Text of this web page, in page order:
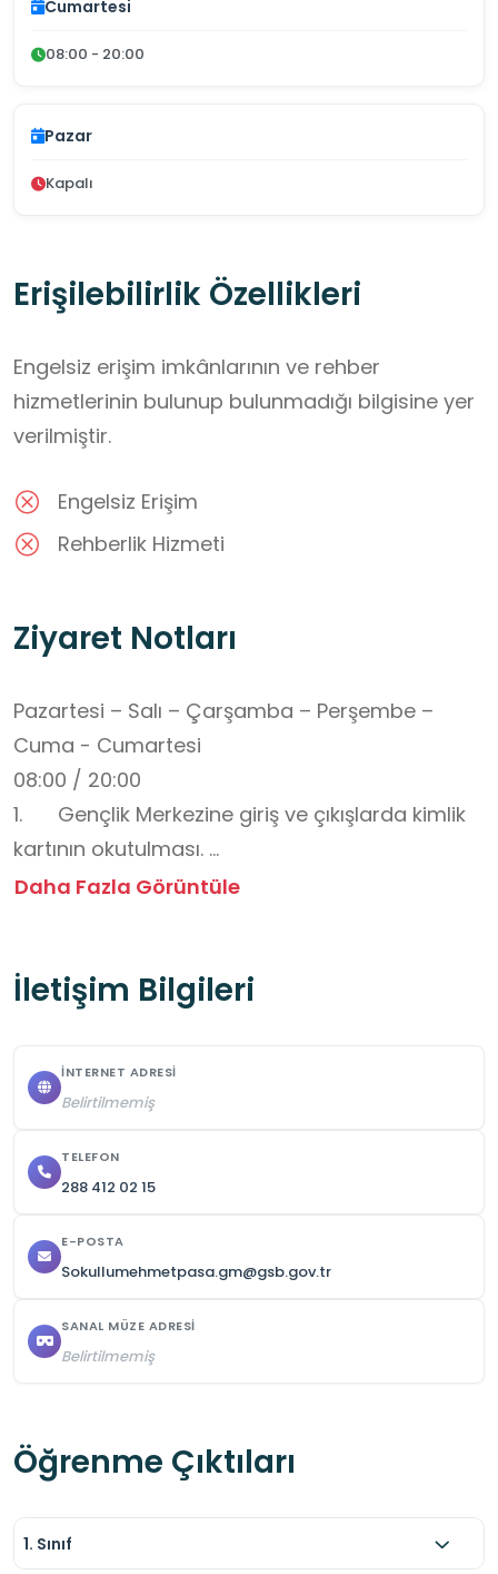
Cumartesi
08:00 - 20:00
Pazar
Kapalı
Erişilebilirlik Özellikleri
Engelsiz erişim imkânlarının ve rehber
hizmetlerinin bulunup bulunmadığı bilgisine yer
verilmiştir.
Engelsiz Erişim
Rehberlik Hizmeti
Ziyaret Notları
Pazartesi – Salı – Çarşamba – Perşembe –
Cuma - Cumartesi
08:00 / 20:00
1.	Gençlik Merkezine giriş ve çıkışlarda kimlik
kartının okutulması.
2. Üye Kaydı için 7 / 29 yaş aralığı
Daha Fazla Görüntüle
İletişim Bilgileri
İNTERNET ADRESI
Belirtilmemiş
TELEFON
288 412 02 15
E-POSTA
Sokullumehmetpasa.gm@gsb.gov.tr
SANAL MÜZE ADRESI
Belirtilmemiş
Öğrenme Çıktıları
1. Sınıf